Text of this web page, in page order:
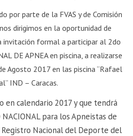
por parte de la FVAS y de Comisión
dirigimos en la oportunidad de
invitación formal a participar al 2do
DE APNEA en piscina, a realizarse
Agosto 2017 en las piscina “Rafael
IND – Caracas.
en calendario 2017 y que tendrá
NACIONAL para los Apneistas de
Nacional del Deporte del